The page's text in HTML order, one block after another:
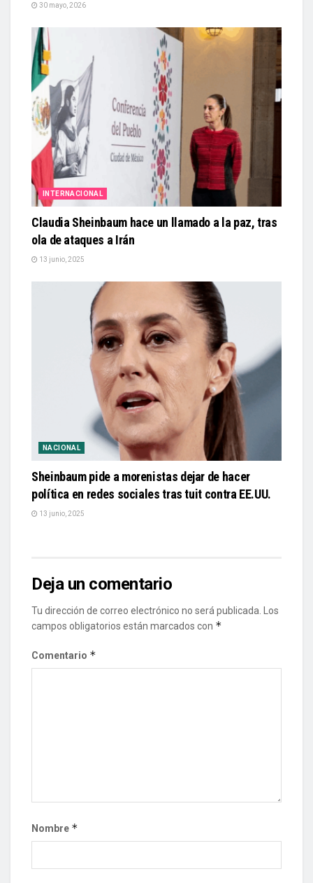
30 mayo, 2026
INTERNACIONAL
Claudia Sheinbaum hace un llamado a la paz, tras
ola de ataques a Irán
13 junio, 2025
NACIONAL
Sheinbaum pide a morenistas dejar de hacer
política en redes sociales tras tuit contra EE.UU.
13 junio, 2025
Deja un comentario
Tu dirección de correo electrónico no será publicada.
Los
campos obligatorios están marcados con *
Comentario *
Nombre *